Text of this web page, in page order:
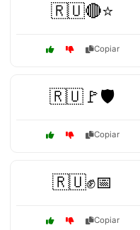
🇷🇺🔴⭐
Copiar
🇷🇺🚩🛡️
Copiar
🇷🇺✊📅
Copiar